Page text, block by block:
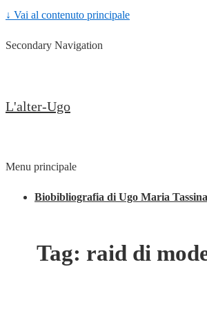
↓ Vai al contenuto principale
Secondary Navigation
L'alter-Ugo
Menu principale
Biobibliografia di Ugo Maria
Tag: raid di